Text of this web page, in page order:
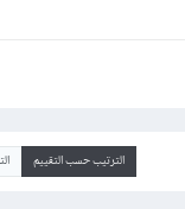
الترتيب حسب التقييم